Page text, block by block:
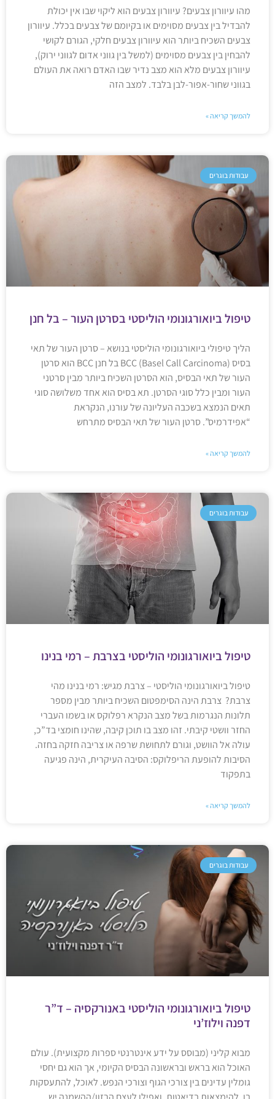
מהו עיוורון צבעים? עיוורון צבעים הוא ליקוי שבו אין יכולת
להבדיל בין צבעים מסוימים או בקיומם של צבעים בכלל. עיוורון
צבעים השכיח ביותר הוא עיוורון צבעים חלקי, הגורם לקושי
להבחין בין צבעים מסוימים (למשל בין גווני אדום לגווני ירוק),
עיוורון צבעים מלא הוא מצב נדיר שבו האדם רואה את העולם
בגווני שחור-אפור-לבן בלבד. למצב הזה
להמשך קריאה »
עבודות בוגרים
טיפול ביואורגונומי הוליסטי בסרטן העור – בל חנן
הליך טיפולי ביואורגונומי הוליסטי בנושא – סרטן העור של תאי
בסיס BCC (Basel Call Carcinoma) בל חנן BCC הוא סרטן
העור של תאי הבסיס, הוא הסרטן השכיח ביותר מבין סרטני
העור ומבין כלל סוגי הסרטן. תא בסיס הוא אחד משלושה סוגי
תאים הנמצא בשכבה העליונה של עורנו, הנקראת
“אפידרמיס”. סרטן העור של תאי הבסיס מתרחש
להמשך קריאה »
עבודות בוגרים
טיפול ביואורגונומי הוליסטי בצרבת – רמי בנינו
טיפול ביואורגונומי הוליסטי – צרבת מגיש: רמי בנינו מהי
צרבת? צרבת הינה הסימפטום השכיח ביותר מבין מספר
תלונות הנגרמות בשל מצב הנקרא רפלוקס או בשמו העברי
החזר וושטי קיבתי. זהו מצב בו תוכן קיבה, שהינו חומצי בד”כ,
עולה אל הוושט, וגורם לתחושת שרפה או צריבה חזקה בחזה.
הסיבות להופעת הריפלוקס: הסיבה העיקרית, הינה פגיעה
בתפקוד
להמשך קריאה »
עבודות בוגרים
טיפול ביואורגונומי הוליסטי באנורקסיה – ד”ר
דפנה וילוז’ני
מבוא קליני (מבוסס על ידע אינטרנטי ספרות מקצועית). עולם
האוכל הוא בראש ובראשונה הבסיס הקיומי, אך הוא גם יחסי
גומלין עדינים בין צורכי הגוף וצורכי הנפש. לאוכל, להתעסקות